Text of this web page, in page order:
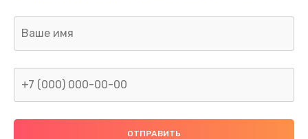
Заказать
Ремонт капиллярной трубки
400 руб.